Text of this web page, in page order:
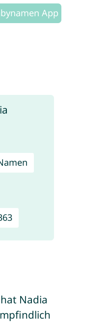
App
Nadia